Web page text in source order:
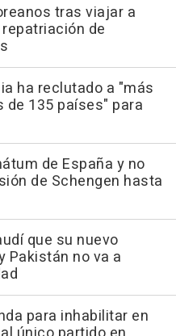
tras viajar a
de
ha reclutado a "más
de 135 países" para
de España y no
de Schengen hasta
que su nuevo
Pakistán no va a
para inhabilitar en